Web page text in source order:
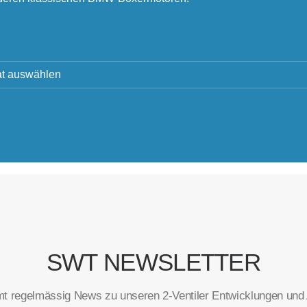
SWT NEWSLETTER
regelmässig News zu unseren 2-Ventiler Entwicklungen